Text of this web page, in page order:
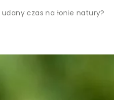
czas na łonie natury?